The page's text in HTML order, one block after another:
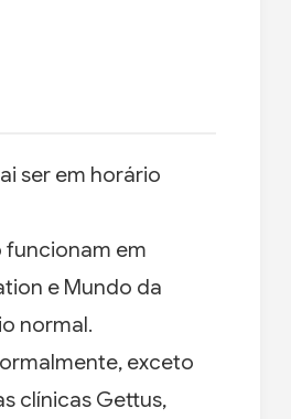
ser em horário
funcionam em
e Mundo da
normal.
exceto
clínicas Gettus,